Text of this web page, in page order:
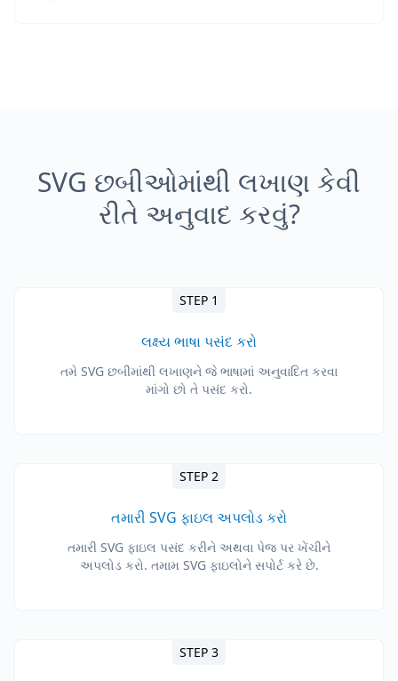
SVG છબીઓમાંથી લખાણ કેવી
રીતે અનુવાદ કરવું?
STEP 1
લક્ષ્ય ભાષા પસંદ કરો
તમે SVG છબીમાંથી લખાણને જે ભાષામાં અનુવાદિત કરવા
માંગો છો તે પસંદ કરો.
STEP 2
તમારી SVG ફાઇલ અપલોડ કરો
તમારી SVG ફાઇલ પસંદ કરીને અથવા પેજ પર ખેંચીને
અપલોડ કરો. તમામ SVG ફાઇલોને સપોર્ટ કરે છે.
STEP 3